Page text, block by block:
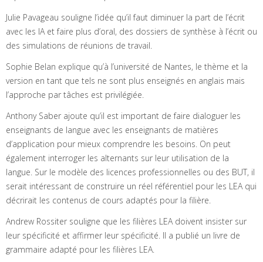
Julie Pavageau souligne l’idée qu’il faut diminuer la part de l’écrit
avec les IA et faire plus d’oral, des dossiers de synthèse à l’écrit ou
des simulations de réunions de travail.
Sophie Belan explique qu’à l’université de Nantes, le thème et la
version en tant que tels ne sont plus enseignés en anglais mais
l’approche par tâches est privilégiée.
Anthony Saber ajoute qu’il est important de faire dialoguer les
enseignants de langue avec les enseignants de matières
d’application pour mieux comprendre les besoins. On peut
également interroger les alternants sur leur utilisation de la
langue. Sur le modèle des licences professionnelles ou des BUT, il
serait intéressant de construire un réel référentiel pour les LEA qui
décrirait les contenus de cours adaptés pour la filière.
Andrew Rossiter souligne que les filières LEA doivent insister sur
leur spécificité et affirmer leur spécificité. Il a publié un livre de
grammaire adapté pour les filières LEA.